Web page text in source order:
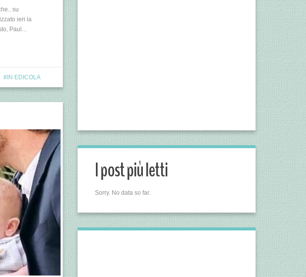
su
ieri la
Paul…
IN EDICOLA
I post più letti
Sorry. No data so far.